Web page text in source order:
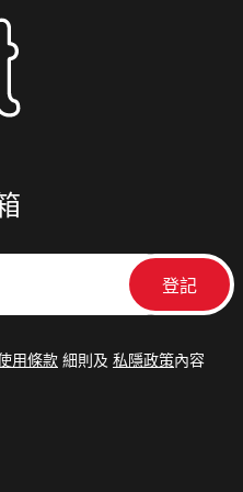
用條款 細則及 私隱政策內容